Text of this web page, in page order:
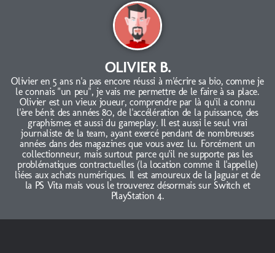
OLIVIER B.
Olivier en 5 ans n'a pas encore réussi à m'écrire sa bio, comme je
le connais "un peu", je vais me permettre de le faire à sa place.
Olivier est un vieux joueur, comprendre par là qu'il a connu
l'ère bénit des années 80, de l'accélération de la puissance, des
graphismes et aussi du gameplay. Il est aussi le seul vrai
journaliste de la team, ayant exercé pendant de nombreuses
années dans des magazines que vous avez lu. Forcément un
collectionneur, mais surtout parce qu'il ne supporte pas les
problématiques contractuelles (la location comme il l'appelle)
liées aux achats numériques. Il est amoureux de la Jaguar et de
la PS Vita mais vous le trouverez désormais sur Switch et
PlayStation 4.